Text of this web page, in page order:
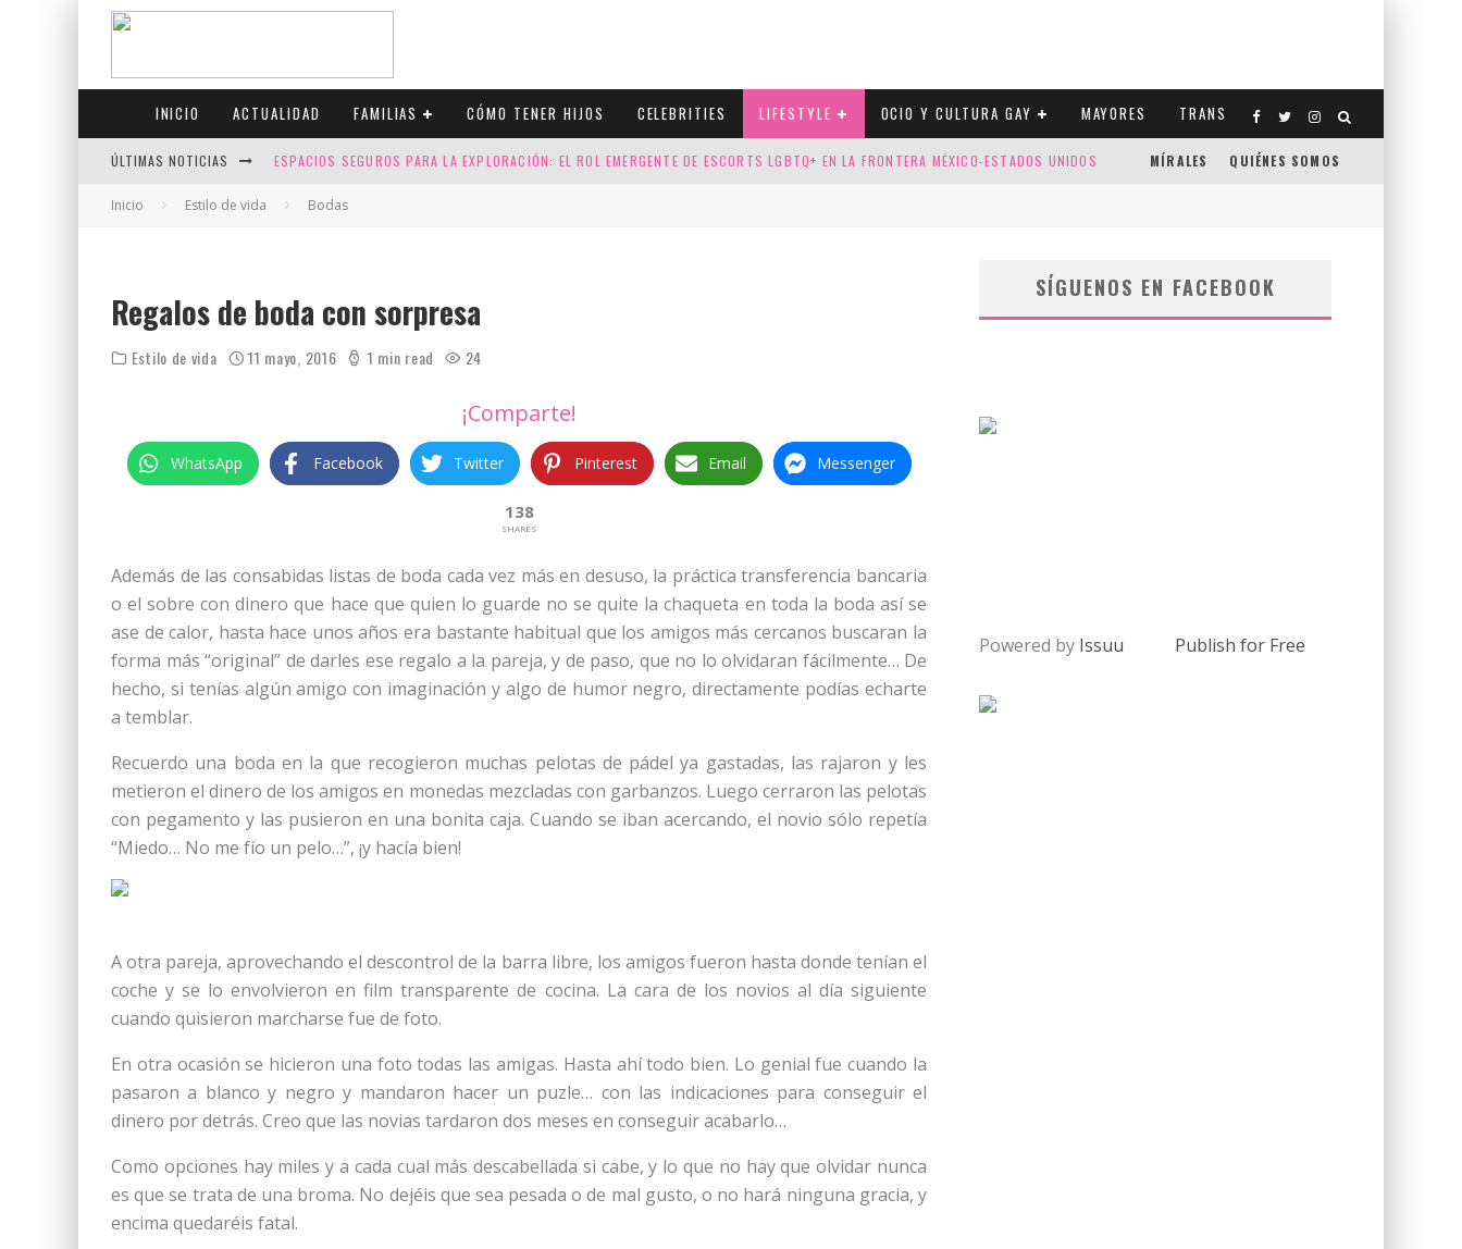
INICIO ACTUALIDAD FAMILIAS CÓMO TENER HIJOS CELEBRITIES LIFESTYLE OCIO Y CULTURA GAY MAYORES TRANS
ÚLTIMAS NOTICIAS ESPACIOS SEGUROS PARA LA EXPLORACIÓN: EL ROL EMERGENTE DE ESCORTS LGBTQ+ EN LA FRONTERA MÉXICO-ESTADOS UNIDOS
FIV CON SCREENING: REDUCE RIESGOS GENÉTICOS EN TU EMBARAZO
MÍRALES QUIÉNES SOMOS
Inicio Estilo de vida Bodas
Regalos de boda con sorpresa
Estilo de vida 11 mayo, 2016 1 min read 24
¡Comparte!
WhatsApp Facebook Twitter Pinterest Email Messenger
138
SHARES
Además de las consabidas listas de boda cada vez más en desuso, la práctica transferencia bancaria
o el sobre con dinero que hace que quien lo guarde no se quite la chaqueta en toda la boda así se
ase de calor, hasta hace unos años era bastante habitual que los amigos más cercanos buscaran la
forma más “original” de darles ese regalo a la pareja, y de paso, que no lo olvidaran fácilmente… De
hecho, si tenías algún amigo con imaginación y algo de humor negro, directamente podías echarte
a temblar.
Recuerdo una boda en la que recogieron muchas pelotas de pádel ya gastadas, las rajaron y les
metieron el dinero de los amigos en monedas mezcladas con garbanzos. Luego cerraron las pelotas
con pegamento y las pusieron en una bonita caja. Cuando se iban acercando, el novio sólo repetía
“Miedo… No me fío un pelo…”, ¡y hacía bien!
A otra pareja, aprovechando el descontrol de la barra libre, los amigos fueron hasta donde tenían el
coche y se lo envolvieron en film transparente de cocina. La cara de los novios al día siguiente
cuando quisieron marcharse fue de foto.
En otra ocasión se hicieron una foto todas las amigas. Hasta ahí todo bien. Lo genial fue cuando la
pasaron a blanco y negro y mandaron hacer un puzle… con las indicaciones para conseguir el
dinero por detrás. Creo que las novias tardaron dos meses en conseguir acabarlo…
Como opciones hay miles y a cada cual más descabellada si cabe, y lo que no hay que olvidar nunca
es que se trata de una broma. No dejéis que sea pesada o de mal gusto, o no hará ninguna gracia, y
encima quedaréis fatal.
SÍGUENOS EN FACEBOOK
Powered by Issuu Publish for Free